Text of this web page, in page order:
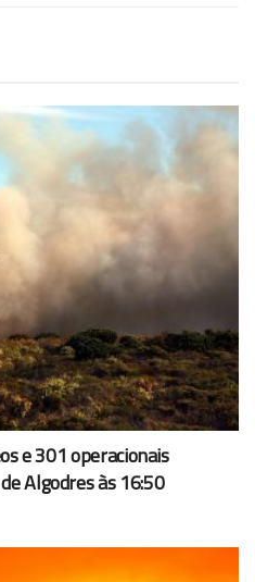
e 301 operacionais
Algodres às 16:50